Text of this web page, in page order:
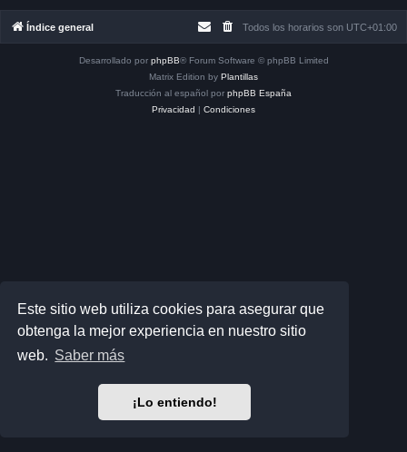
Este sitio web utiliza cookies para asegurar que
obtenga la mejor experiencia en nuestro sitio
web. Saber más
¡Lo entiendo!
Índice general Todos los horarios son UTC+01:00
Desarrollado por phpBB® Forum Software © phpBB Limited
Matrix Edition by Plantillas
Traducción al español por phpBB España
Privacidad | Condiciones